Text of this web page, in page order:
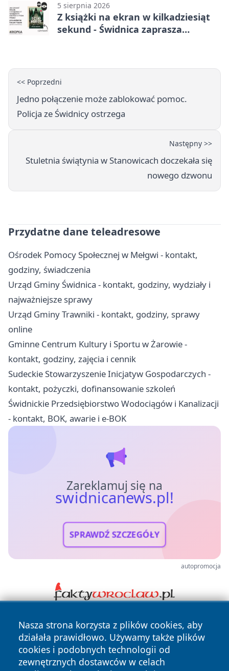
5 sierpnia 2026
Z książki na ekran w kilkadziesiąt
sekund - Świdnica zaprasza
<< Poprzedni
Jedno połączenie może zablokować pomoc.
Policja ze Świdnicy ostrzega
Następny >>
Stuletnia świątynia w Stanowicach doczekała się
nowego dzwonu
Przydatne dane teleadresowe
Ośrodek Pomocy Społecznej w Mełgwi - kontakt,
godziny, świadczenia
Urząd Gminy Świdnica - kontakt, godziny, wydziały i
najważniejsze sprawy
Urząd Gminy Trawniki - kontakt, godziny, sprawy
online
Gminne Centrum Kultury i Sportu w Żarowie -
kontakt, godziny, zajęcia i cennik
Sudeckie Stowarzyszenie Inicjatyw Gospodarczych -
kontakt, pożyczki, dofinansowanie szkoleń
Świdnickie Przedsiębiorstwo Wodociągów i Kanalizacji
- kontakt, BOK, awarie i e-BOK
Zareklamuj się na
swidnicanews.pl!
SPRAWDŹ SZCZEGÓŁY
autopromocja
Nasza strona korzysta z plików cookies, aby
działała prawidłowo. Używamy także plików
cookies i podobnych technologii od
zewnętrznych dostawców w celach